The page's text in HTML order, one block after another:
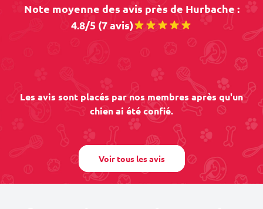
Note moyenne des avis près de Hurbache :
4.8/5 (7 avis)
Les avis sont placés par nos membres après qu'un
chien ai été confié.
Voir tous les avis